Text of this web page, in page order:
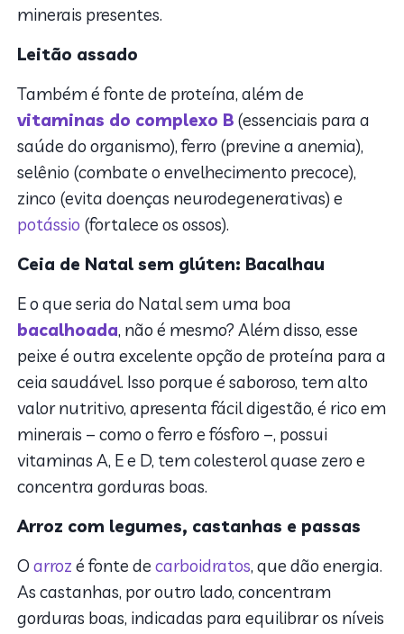
minerais presentes.
Leitão assado
Também é fonte de proteína, além de
vitaminas do complexo B (essenciais para a
saúde do organismo), ferro (previne a anemia),
selênio (combate o envelhecimento precoce),
zinco (evita doenças neurodegenerativas) e
potássio (fortalece os ossos).
Ceia de Natal sem glúten: Bacalhau
E o que seria do Natal sem uma boa
bacalhoada, não é mesmo? Além disso, esse
peixe é outra excelente opção de proteína para a
ceia saudável. Isso porque é saboroso, tem alto
valor nutritivo, apresenta fácil digestão, é rico em
minerais – como o ferro e fósforo –, possui
vitaminas A, E e D, tem colesterol quase zero e
concentra gorduras boas.
Arroz com legumes, castanhas e passas
Oarroz é fonte decarboidratos, que dão energia.
As castanhas, por outro lado, concentram
gorduras boas, indicadas para equilibrar os níveis